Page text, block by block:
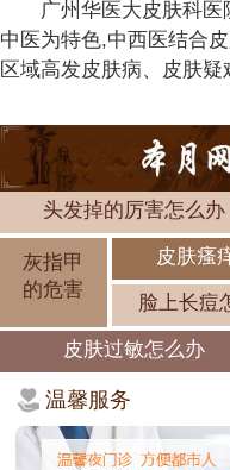
广州华医大皮肤科
中医为特色,中西医结合
区域高发皮肤病、皮肤疑
头发掉的厉害怎么办
灰指甲
的危害
皮肤瘙
脸上长痘
皮肤过敏怎么办
温馨服务